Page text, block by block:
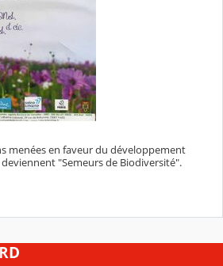
menées en faveur du développement
"Semeurs de Biodiversité".